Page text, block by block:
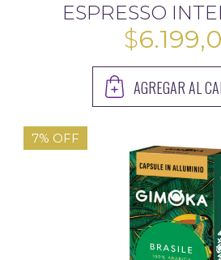
ESPRESSO
$
AGREGAR AL
7% OFF